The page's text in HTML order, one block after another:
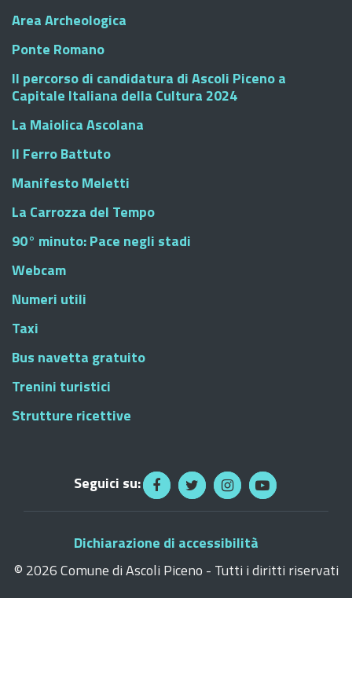
Area Archeologica
Ponte Romano
Il percorso di candidatura di Ascoli Piceno a
Capitale Italiana della Cultura 2024
La Maiolica Ascolana
Il Ferro Battuto
Manifesto Meletti
La Carrozza del Tempo
90° minuto: Pace negli stadi
Webcam
Numeri utili
Taxi
Bus navetta gratuito
Trenini turistici
Strutture ricettive
Seguici su:
Dichiarazione di accessibilità
© 2026 Comune di Ascoli Piceno - Tutti i diritti riservati